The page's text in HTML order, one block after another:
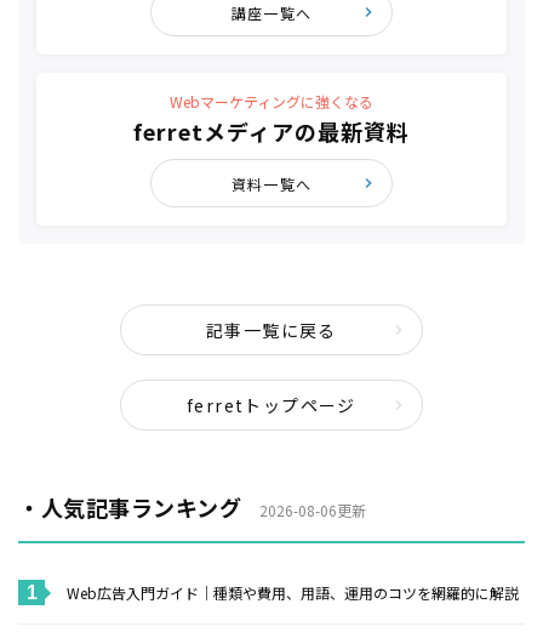
講座一覧へ
Webマーケティングに強くなる
ferretメディアの最新資料
資料一覧へ
記事一覧に戻る
ferretトップページ
・人気記事ランキング 2026-08-06更新
Web広告入門ガイド｜種類や費用、用語、運用のコツを網羅的に解説